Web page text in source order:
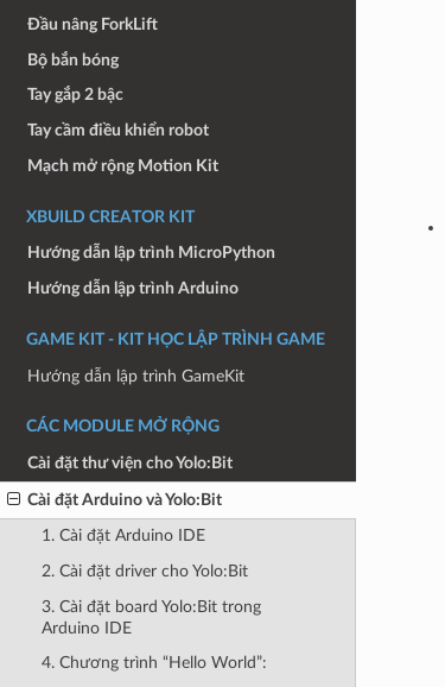
Đầu nâng ForkLift
Bộ bắn bóng
Tay gắp 2 bậc
Tay cầm điều khiển robot
Mạch mở rộng Motion Kit
XBUILD CREATOR KIT
Hướng dẫn lập trình MicroPython
Hướng dẫn lập trình Arduino
GAME KIT - KIT HỌC LẬP TRÌNH GAME
Hướng dẫn lập trình GameKit
CÁC MODULE MỞ RỘNG
Cài đặt thư viện cho Yolo:Bit
Cài đặt Arduino và Yolo:Bit
1. Cài đặt Arduino IDE
2. Cài đặt driver cho Yolo:Bit
3. Cài đặt board Yolo:Bit trong
Arduino IDE
4. Chương trình “Hello World”: